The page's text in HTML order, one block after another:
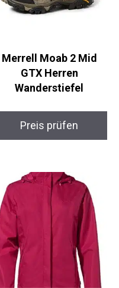
Merrell Moab 2 Mid
GTX Herren